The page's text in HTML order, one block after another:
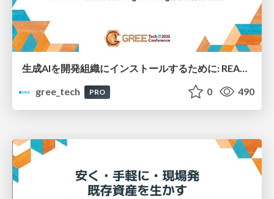
生成AIを開発組織にインストールするために: REALITYにおけるガバナンス・技術・文化へのアプローチ
gree_tech
PRO 0 490